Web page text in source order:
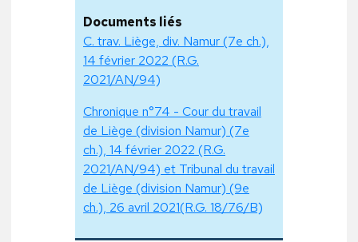
Documents liés
C. trav. Liège, div. Namur (7e ch.),
14 février 2022 (R.G.
2021/AN/94)
Chronique n°74 - Cour du travail
de Liège (division Namur) (7e
ch.), 14 février 2022 (R.G.
2021/AN/94) et Tribunal du travail
de Liège (division Namur) (9e
ch.), 26 avril 2021(R.G. 18/76/B)